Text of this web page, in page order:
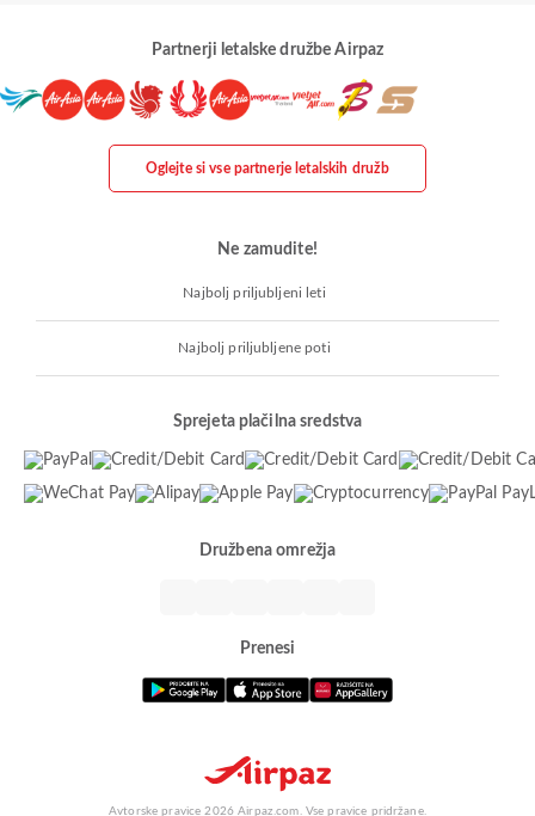
Partnerji letalske družbe Airpaz
Oglejte si vse partnerje letalskih družb
Ne zamudite!
Najbolj priljubljeni leti
Najbolj priljubljene poti
Sprejeta plačilna sredstva
Družbena omrežja
Prenesi
Avtorske pravice 2026 Airpaz.com. Vse pravice pridržane.